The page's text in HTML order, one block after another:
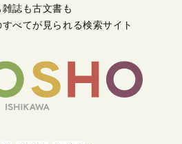
雑誌も古文書も
べてが見られる検索サイト